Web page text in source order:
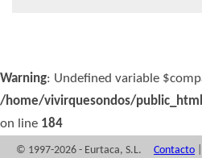
Warning: Undefined variable
/home/vivirquesondos/
on line 184
© 1997-2026 - Eurtaca, S.L. Contacto